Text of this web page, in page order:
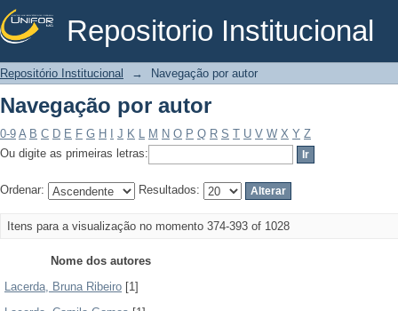
Repositorio Institucional
Navegação por autor
Repositório Institucional → Navegação por autor
Navegação por autor
0-9 A B C D E F G H J K L M N O P Q R S T U V W X Y Z
Ou digite as primeiras letras:
Ordenar: Resultados:
Itens para a visualização no momento 374-393 of 1028
Nome dos autores
Lacerda, Bruna Ribeiro [1]